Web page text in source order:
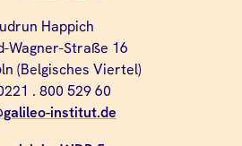
Happich
Wagner-Straße 16
(Belgisches Viertel)
. 800 529 60
institut.de